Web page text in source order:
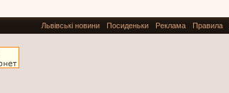
Львівські новини Посиденьки Реклама Правила